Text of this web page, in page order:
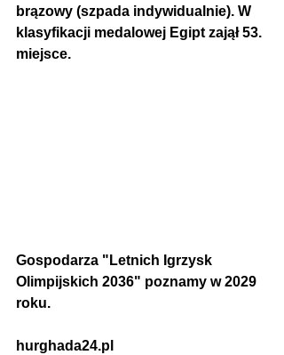
brązowy (szpada indywidualnie). W
klasyfikacji medalowej Egipt zajął 53.
miejsce.
Gospodarza "Letnich Igrzysk
Olimpijskich 2036" poznamy w 2029
roku.
hurghada24.pl